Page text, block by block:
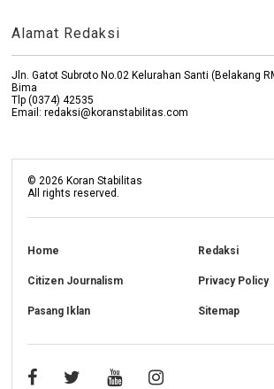
Alamat Redaksi
Jln. Gatot Subroto No.02 Kelurahan Santi (Belakang
Bima
Tlp (0374) 42535
Email: redaksi@koranstabilitas.com
©2026 Koran Stabilitas
All rights reserved.
Home Redaksi
Citizen Journalism Privacy Policy
Pasang Iklan Sitemap